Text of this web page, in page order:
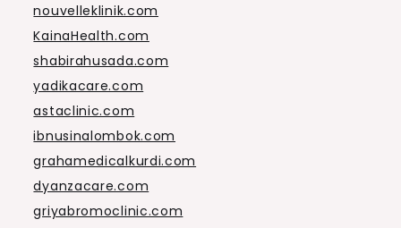
nouvelleklinik.com
KainaHealth.com
shabirahusada.com
yadikacare.com
astaclinic.com
ibnusinalombok.com
grahamedicalkurdi.com
dyanzacare.com
griyabromoclinic.com